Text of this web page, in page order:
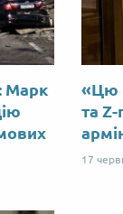
Марк
«Цю
та Z-
17